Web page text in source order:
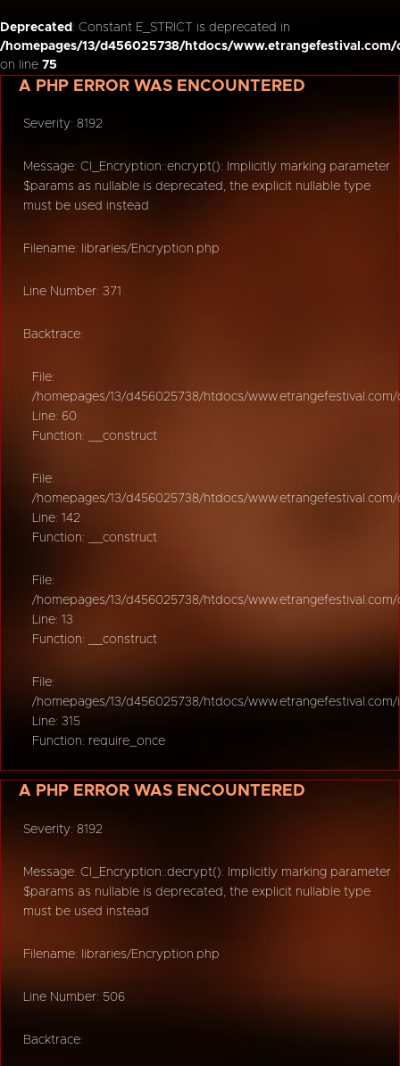
Deprecated : Constant E_STRICT is deprecated in
/homepages/13/d456025738/htdocs/
on line 75
A PHP ERROR WAS ENCOUNTERED
Severity: 8192
Message: CI_Encryption::encrypt(): Implicitly marking parameter
$params as nullable is deprecated, the explicit nullable type
must be used instead
Filename: libraries/Encryption.php
Line Number: 371
Backtrace:
File:
/homepages/13/d456025738/htdocs/
Line: 60
Function: __construct
File:
/homepages/13/d456025738/htdocs/
Line: 142
Function: __construct
File:
/homepages/13/d456025738/htdocs/
Line: 13
Function: __construct
File:
/homepages/13/d456025738/htdocs/
Line: 315
Function: require_once
A PHP ERROR WAS ENCOUNTERED
Severity: 8192
Message: CI_Encryption::decrypt(): Implicitly marking parameter
$params as nullable is deprecated, the explicit nullable type
must be used instead
Filename: libraries/Encryption.php
Line Number: 506
Backtrace: